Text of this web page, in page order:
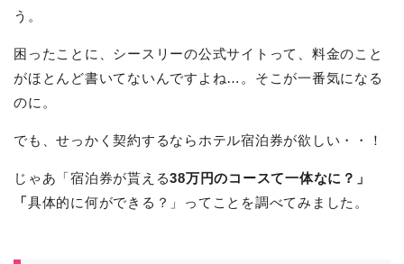
う。
困ったことに、シースリーの公式サイトって、料金のこと
がほとんど書いてないんですよね…。そこが一番気になる
のに。
でも、せっかく契約するならホテル宿泊券が欲しい・・！
じゃあ「宿泊券が貰える38万円のコースて一体なに？」
「具体的に何ができる？」ってことを調べてみました。